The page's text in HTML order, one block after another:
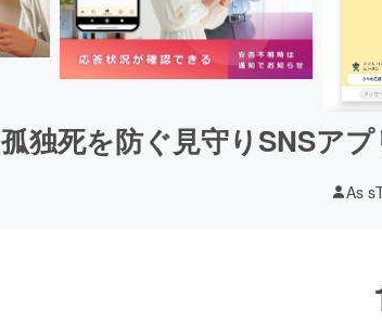
孤独死を防ぐ見守りSNSア
As